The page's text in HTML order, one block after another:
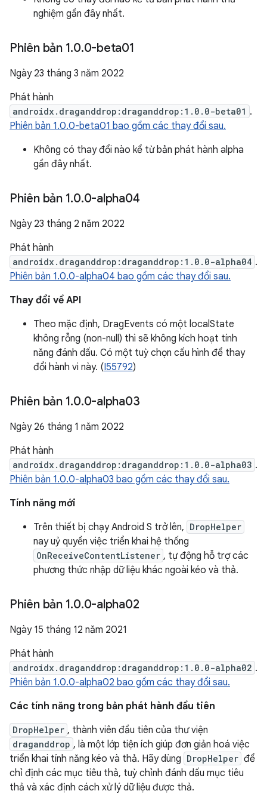
nghiệm gần đây nhất.
Phiên bản 1.0.0-beta01
Ngày 23 tháng 3 năm 2022
Phát hành
androidx.draganddrop:draganddrop:1.0.0-beta01 .
Phiên bản 1.0.0-beta01 bao gồm các thay đổi sau.
Không có thay đổi nào kể từ bản phát hành alpha
gần đây nhất.
Phiên bản 1.0.0-alpha04
Ngày 23 tháng 2 năm 2022
Phát hành
androidx.draganddrop:draganddrop:1.0.0-alpha04 .
Phiên bản 1.0.0-alpha04 bao gồm các thay đổi sau.
Thay đổi về API
Theo mặc định, DragEvents có một localState
không rỗng (non-null) thì sẽ không kích hoạt tính
năng đánh dấu. Có một tuỳ chọn cấu hình để thay
đổi hành vi này. (I55792)
Phiên bản 1.0.0-alpha03
Ngày 26 tháng 1 năm 2022
Phát hành
androidx.draganddrop:draganddrop:1.0.0-alpha03 .
Phiên bản 1.0.0-alpha03 bao gồm các thay đổi sau.
Tính năng mới
Trên thiết bị chạy Android S trở lên, DropHelper
nay uỷ quyền việc triển khai hệ thống
OnReceiveContentListener , tự động hỗ trợ các
phương thức nhập dữ liệu khác ngoài kéo và thả.
Phiên bản 1.0.0-alpha02
Ngày 15 tháng 12 năm 2021
Phát hành
androidx.draganddrop:draganddrop:1.0.0-alpha02 .
Phiên bản 1.0.0-alpha02 bao gồm các thay đổi sau.
Các tính năng trong bản phát hành đầu tiên
DropHelper , thành viên đầu tiên của thư viện
draganddrop , là một lớp tiện ích giúp đơn giản hoá việc
triển khai tính năng kéo và thả. Hãy dùng DropHelper để
chỉ định các mục tiêu thả, tuỳ chỉnh đánh dấu mục tiêu
thả và xác định cách xử lý dữ liệu được thả.